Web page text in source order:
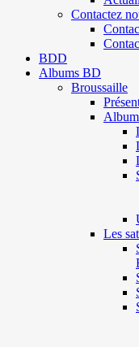
Contactez
BDD
Albums BD
Broussaille
Les